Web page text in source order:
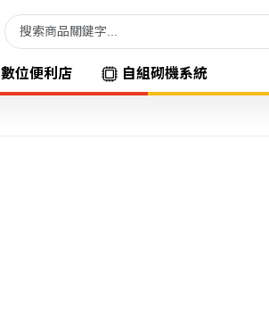
數位便利店 自組砌機系統